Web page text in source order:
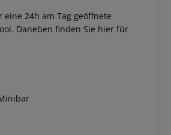
eine 24h am Tag geöffnete
Daneben finden Sie hier für